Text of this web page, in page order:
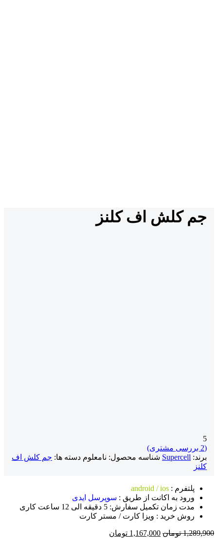
جم کلش اف کلنز
5
(
2 بررسی مشتری)
برند: Supercell شناسه محصول: نامعلوم دسته ها: جم کلش اف
کلنز
پلتفرم : android / ios
ورود به اکانت از طریق : سوپرسل ایدی
مدت زمان تکمیل سفارش: 5 دقیقه الی 12 ساعت کاری
روش خرید : ویزا کارت / مستر کارت
1,289,900 تومان قیمت
1,167,000 تومان